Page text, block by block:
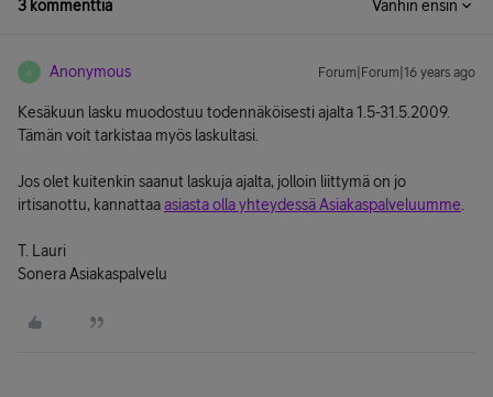
3 kommenttia Vanhin ensin
A Anonymous Forum|Forum|16 years ago
Kesäkuun lasku muodostuu todennäköisesti ajalta 1.5-31.5.2009.
Tämän voit tarkistaa myös laskultasi.
Jos olet kuitenkin saanut laskuja ajalta, jolloin liittymä on jo
irtisanottu, kannattaaasiasta olla yhteydessä Asiakaspalveluumme
T. Lauri
Sonera Asiakaspalvelu